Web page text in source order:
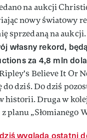
na aukcji
nowy światowy
sprzedaną na
własny rekord,
za 4,8 mln
Believe It Or
do dziś. Do dziś
historii. Druga w
planu „Słomianego
wygląda ostatni